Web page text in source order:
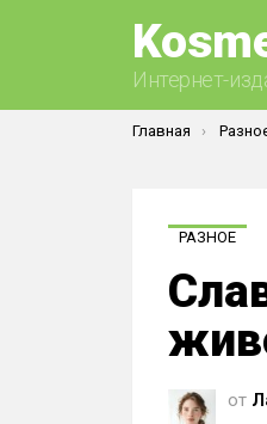
Интернет-
Вы здесь:
Главная
РАЗНОЕ
от